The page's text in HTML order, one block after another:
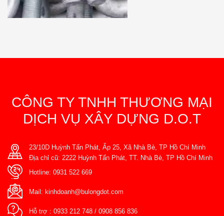
CÔNG TY TNHH THƯƠNG MẠI
DỊCH VỤ XÂY DỰNG D.O.T
23/10D Huỳnh Tấn Phát, Ấp 25, Xã Nhà Bè, TP Hồ Chí Minh
Địa chỉ cũ: 2222 Huỳnh Tấn Phát, TT. Nhà Bè, TP Hồ Chí Minh
Hotline:0931 522 669
Mail: kinhdoanh@bulongdot.com
Hỗ trợ :0933 212 748 /0908 856 836